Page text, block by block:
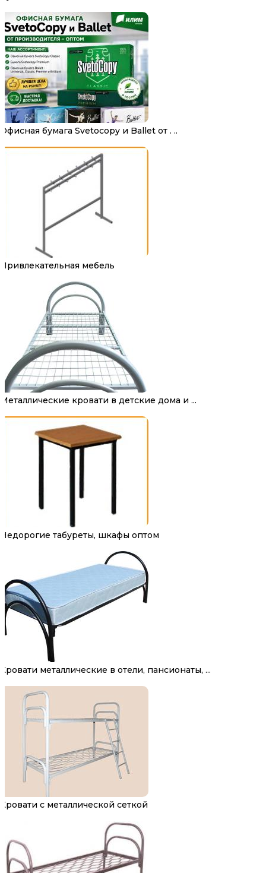
Офисная бумага Svetocopy и Ballet от . ..
Привлекательная мебель
Металлические кровати в детские дома и ...
Недорогие табуреты, шкафы оптом
Кровати металлические в отели, пансионаты, ...
Кровати с металлической сеткой